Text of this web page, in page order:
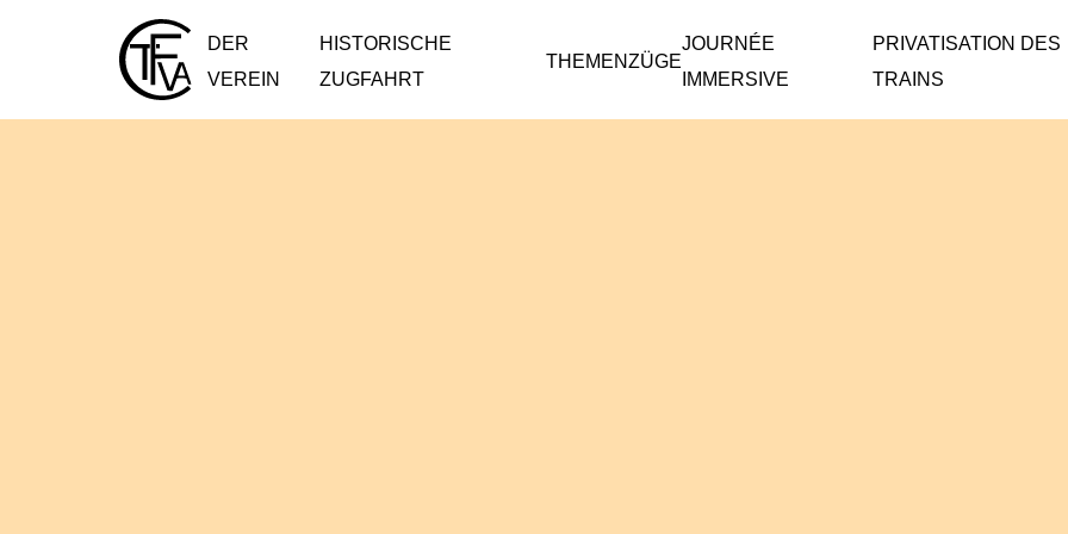
DER
VEREIN
HISTORISCHE
ZUGFAHRT
THEMENZÜGE
JOURNÉE
IMMERSIVE
PRIVATISATION DES
TRAINS